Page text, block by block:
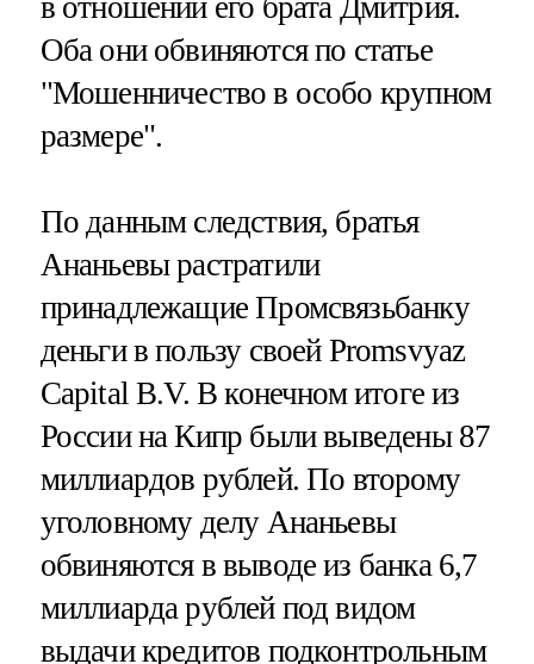
в отношении его брата Дмитрия.
Оба они обвиняются по статье
"Мошенничество в особо крупном
размере".
По данным следствия, братья
Ананьевы растратили
принадлежащие Промсвязьбанку
деньги в пользу своей Promsvyaz
Capital B.V. В конечном итоге из
России на Кипр были выведены 87
миллиардов рублей. По второму
уголовному делу Ананьевы
обвиняются в выводе из банка 6,7
миллиарда рублей под видом
выдачи кредитов подконтрольным